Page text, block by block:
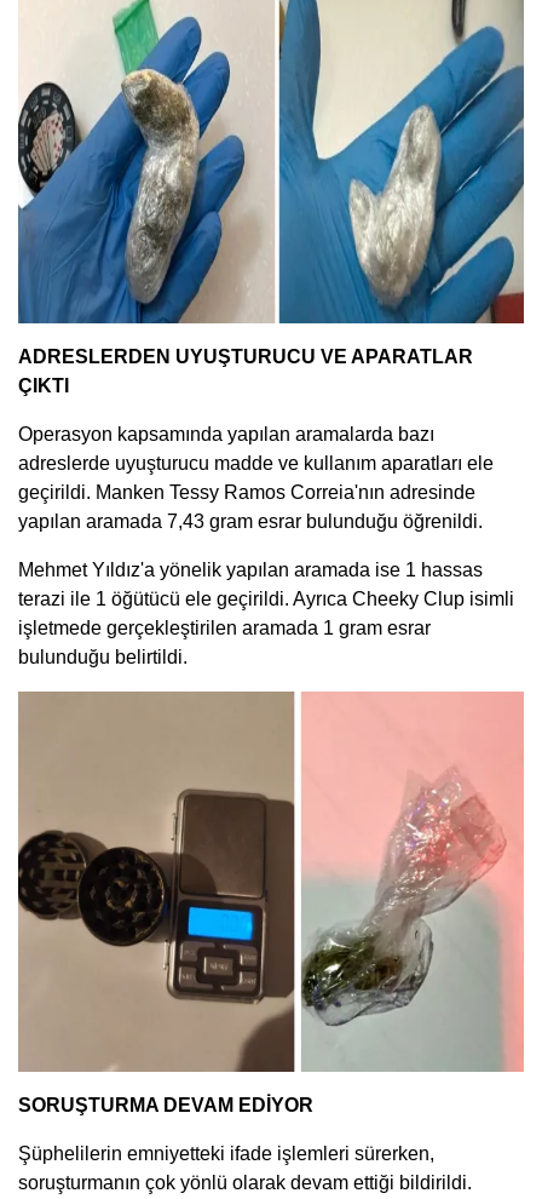
ADRESLERDEN UYUŞTURUCU VE APARATLAR
ÇIKTI
Operasyon kapsamında yapılan aramalarda bazı
adreslerde uyuşturucu madde ve kullanım aparatları ele
geçirildi. Manken Tessy Ramos Correia'nın adresinde
yapılan aramada 7,43 gram esrar bulunduğu öğrenildi.
Mehmet Yıldız'a yönelik yapılan aramada ise 1 hassas
terazi ile 1 öğütücü ele geçirildi. Ayrıca Cheeky Clup isimli
işletmede gerçekleştirilen aramada 1 gram esrar
bulunduğu belirtildi.
SORUŞTURMA DEVAM EDİYOR
Şüphelilerin emniyetteki ifade işlemleri sürerken,
soruşturmanın çok yönlü olarak devam ettiği bildirildi.